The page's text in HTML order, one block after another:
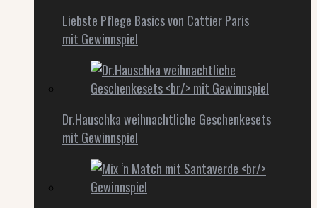
Liebste Pflege Basics von Cattier Paris
mit Gewinnspiel
Dr.Hauschka weihnachtliche Geschenkesets
mit Gewinnspiel